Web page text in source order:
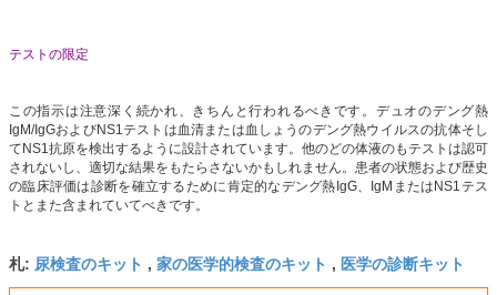
テストの限定
この指示は注意深く続かれ、きちんと行われるべきです。デュオのデング熱
IgM/IgGおよびNS1テストは血清または血しょうのデング熱ウイルスの抗体そし
てNS1抗原を検出するように設計されています。他のどの体液のもテストは認可
されないし、適切な結果をもたらさないかもしれません。患者の状態および歴史
の臨床評価は診断を確立するために肯定的なデング熱IgG、IgMまたはNS1テス
トとまた含まれていてべきです。
札: 尿検査のキット , 家の医学的検査のキット , 医学の診断キット